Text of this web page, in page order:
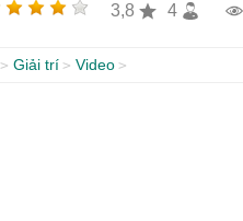
3,8 4
Giải trí Video